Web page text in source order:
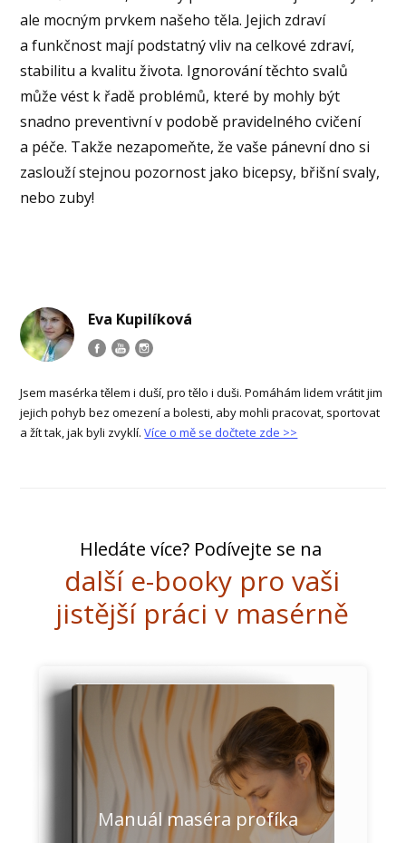
ale mocným prvkem našeho těla. Jejich zdraví
a funkčnost mají podstatný vliv na celkové zdraví,
stabilitu a kvalitu života. Ignorování těchto svalů
může vést k řadě problémů, které by mohly být
snadno preventivní v podobě pravidelného cvičení
a péče. Takže nezapomeňte, že vaše pánevní dno si
zaslouží stejnou pozornost jako bicepsy, břišní svaly,
nebo zuby!
Eva Kupilíková
Jsem masérka tělem i duší, pro tělo i duši. Pomáhám lidem vrátit jim
jejich pohyb bez omezení a bolesti, aby mohli pracovat, sportovat
a žít tak, jak byli zvyklí.Více o mě se dočtete zde >>
Hledáte více? Podívejte se na
další e-booky pro vaši
jistější práci v masérně
Manuál maséra profíka